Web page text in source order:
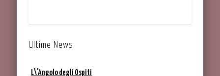
Ultime News
L\'Angolo degli Ospiti